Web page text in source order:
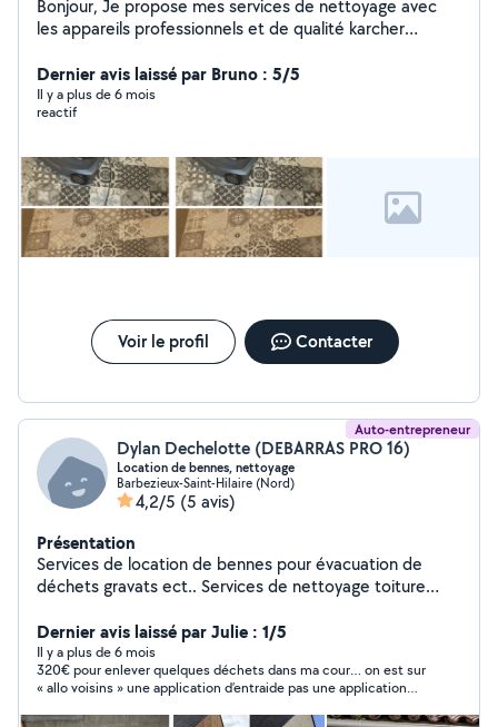
Bonjour, Je propose mes services de nettoyage avec
les appareils professionnels et de qualité karcher
des vitres Nettoyeur haute pression: sol,mur extérieur
Lors de mes prestations ou locations sa sera biensur
avec mes produit de pro Déplacement 40 km autour
Dernier avis laissé par Bruno : 5/5
Il y a plus de 6 mois
reactif
Voir le profil Contacter
Auto-entrepreneur
Dylan Dechelotte (DEBARRAS PRO 16)
Location de bennes, nettoyage
Barbezieux-Saint-Hilaire (Nord)
4,2/5 (5 avis)
Présentation
Services de location de bennes pour évacuation de
déchets gravats ect.. Services de nettoyage toiture
et kärcher haute pression.
Dernier avis laissé par Julie : 1/5
Il y a plus de 6 mois
320€ pour enlever quelques déchets dans ma cour… on est sur
« allo voisins » une application d’entraide pas une application